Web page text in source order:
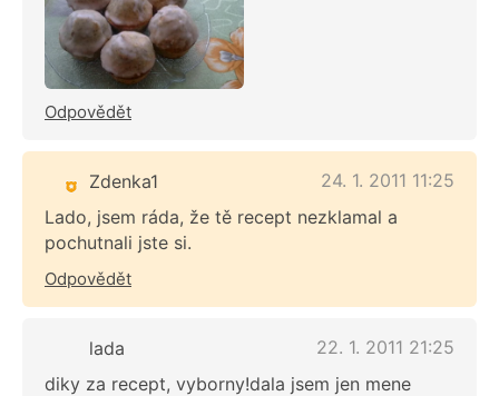
Odpovědět
Zdenka1
24. 1. 2011 11:25
Lado, jsem ráda, že tě recept nezklamal a
pochutnali jste si.
Odpovědět
lada
22. 1. 2011 21:25
diky za recept, vyborny!dala jsem jen mene